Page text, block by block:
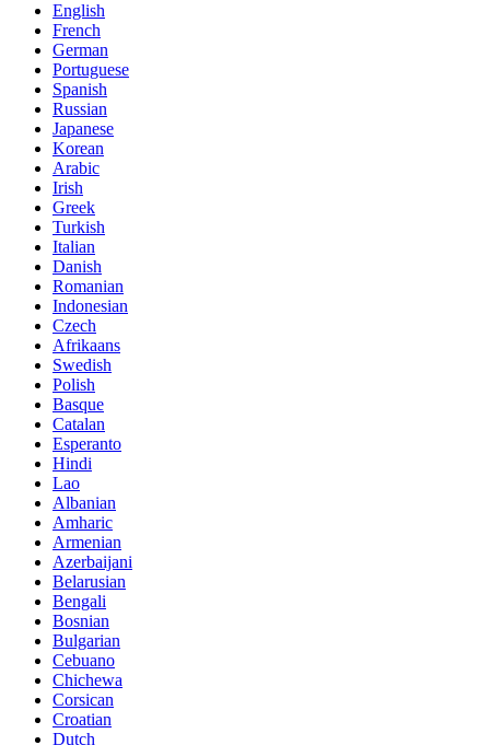
English
French
German
Portuguese
Spanish
Russian
Japanese
Korean
Arabic
Irish
Greek
Turkish
Italian
Danish
Romanian
Indonesian
Czech
Afrikaans
Swedish
Polish
Basque
Catalan
Esperanto
Hindi
Lao
Albanian
Amharic
Armenian
Azerbaijani
Belarusian
Bengali
Bosnian
Bulgarian
Cebuano
Chichewa
Corsican
Croatian
Dutch